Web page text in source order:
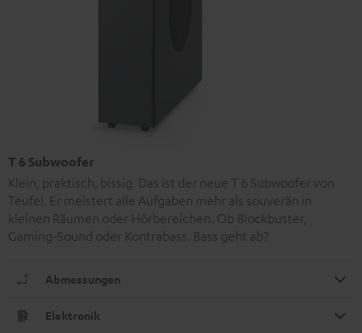
T 6 Subwoofer
Klein, praktisch, bissig. Das ist der neue T 6 Subwoofer von
Teufel. Er meistert alle Aufgaben mehr als souverän in
kleinen Räumen oder Hörbereichen. Ob Blockbuster,
Gaming-Sound oder Kontrabass. Bass geht ab?
Abmessungen
Elektronik